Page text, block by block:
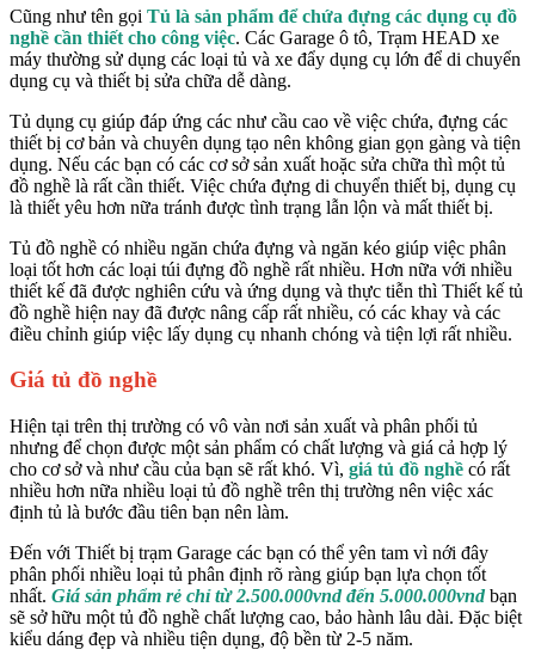
Cũng như tên gọi Tủ là sản phẩm để chứa đựng các dụng cụ đồ
nghề cần thiết cho công việc. Các Garage ô tô, Trạm HEAD xe
máy thường sử dụng các loại tủ và xe đẩy dụng cụ lớn để di chuyển
dụng cụ và thiết bị sửa chữa dễ dàng.
Tủ dụng cụ giúp đáp ứng các như cầu cao về việc chứa, đựng các
thiết bị cơ bản và chuyên dụng tạo nên không gian gọn gàng và tiện
dụng. Nếu các bạn có các cơ sở sản xuất hoặc sửa chữa thì một tủ
đồ nghề là rất cần thiết. Việc chứa đựng di chuyển thiết bị, dụng cụ
là thiết yêu hơn nữa tránh được tình trạng lẫn lộn và mất thiết bị.
Tủ đồ nghề có nhiều ngăn chứa đựng và ngăn kéo giúp việc phân
loại tốt hơn các loại túi đựng đồ nghề rất nhiều. Hơn nữa với nhiều
thiết kế đã được nghiên cứu và ứng dụng và thực tiễn thì Thiết kế tủ
đồ nghề hiện nay đã được nâng cấp rất nhiều, có các khay và các
điều chỉnh giúp việc lấy dụng cụ nhanh chóng và tiện lợi rất nhiều.
Giá tủ đồ nghề
Hiện tại trên thị trường có vô vàn nơi sản xuất và phân phối tủ
nhưng để chọn được một sản phẩm có chất lượng và giá cả hợp lý
cho cơ sở và như cầu của bạn sẽ rất khó. Vì, giá tủ đồ nghề có rất
nhiều hơn nữa nhiều loại tủ đồ nghề trên thị trường nên việc xác
định tủ là bước đầu tiên bạn nên làm.
Đến với Thiết bị trạm Garage các bạn có thể yên tam vì nới đây
phân phối nhiều loại tủ phân định rõ ràng giúp bạn lựa chọn tốt
nhất. Giá sản phẩm rẻ chỉ từ 2.500.000vnd đến 5.000.000vndbạn
sẽ sở hữu một tủ đồ nghề chất lượng cao, bảo hành lâu dài. Đặc biệt
kiểu dáng đẹp và nhiều tiện dụng, độ bền từ 2-5 năm.